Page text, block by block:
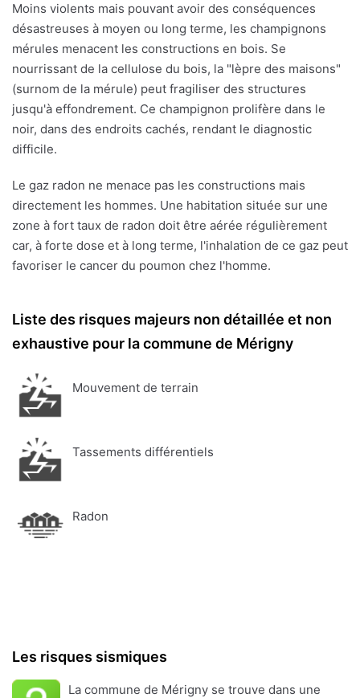
Moins violents mais pouvant avoir des conséquences
désastreuses à moyen ou long terme, les champignons
mérules menacent les constructions en bois. Se
nourrissant de la cellulose du bois, la "lèpre des maisons"
(surnom de la mérule) peut fragiliser des structures
jusqu'à effondrement. Ce champignon prolifère dans le
noir, dans des endroits cachés, rendant le diagnostic
difficile.
Le gaz radon ne menace pas les constructions mais
directement les hommes. Une habitation située sur une
zone à fort taux de radon doit être aérée régulièrement
car, à forte dose et à long terme, l'inhalation de ce gaz peut
favoriser le cancer du poumon chez l'homme.
Liste des risques majeurs non détaillée et non
exhaustive pour la commune de Mérigny
Mouvement de terrain
Tassements différentiels
Radon
Les risques sismiques
La commune de Mérigny se trouve dans une